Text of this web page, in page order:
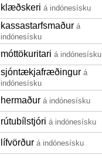
klæðskeri á indónesísku
kassastarfsmaður á
indónesísku
móttökuritari á indónesísku
sjóntækjafræðingur á
indónesísku
hermaður á indónesísku
rútubílstjóri á indónesísku
lífvörður á indónesísku